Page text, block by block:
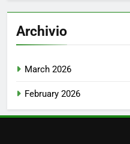
Archivio
March 2026
February 2026